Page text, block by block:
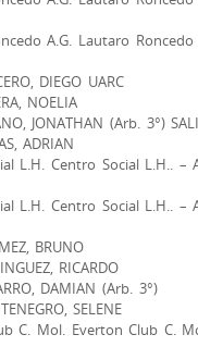
A.G. Lautaro Roncedo
DIEGO UARC
NOELIA
JONATHAN (Arb. 3°)
ADRIAN
L.H. Centro Social L.H.. –
L.H. Centro Social L.H.. –
BRUNO
RICARDO
DAMIAN (Arb. 3°)
SELENE
C. Mol. Everton Club C.